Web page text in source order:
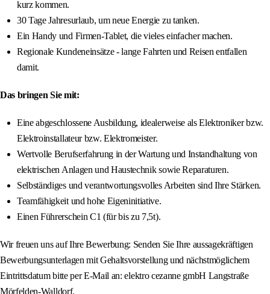
kurz kommen.
30 Tage Jahresurlaub, um neue Energie zu tanken.
Ein Handy und Firmen-Tablet, die vieles einfacher machen.
Regionale Kundeneinsätze - lange Fahrten und Reisen entfallen
damit.
Das bringen Sie mit:
Eine abgeschlossene Ausbildung, idealerweise als Elektroniker bzw.
Elektroinstallateur bzw. Elektromeister.
Wertvolle Berufserfahrung in der Wartung und Instandhaltung von
elektrischen Anlagen und Haustechnik sowie Reparaturen.
Selbständiges und verantwortungsvolles Arbeiten sind Ihre Stärken.
Teamfähigkeit und hohe Eigeninitiative.
Einen Führerschein C1 (für bis zu 7,5t).
Wir freuen uns auf Ihre Bewerbung: Senden Sie Ihre aussagekräftigen
Bewerbungsunterlagen mit Gehaltsvorstellung und nächstmöglichem
Eintrittsdatum bitte per E-Mail an: elektro cezanne gmbH Langstraße
Mörfelden-Walldorf.